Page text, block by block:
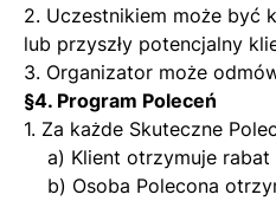
2. Uczestnikiem może być
lub przyszły potencjalny
3. Organizator może
§4. Program Poleceń
1. Za każde Skuteczne
a) Klient otrzymuje
b) Osoba Polecona